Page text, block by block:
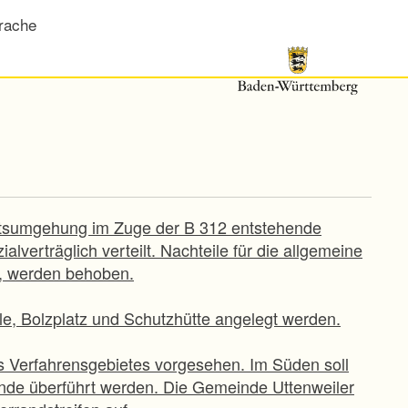
im Zuge der B 312 entstehende
verteilt. Nachteile für die allgemeine
behoben.
Bolzplatz und Schutzhütte angelegt werden.
vorgesehen. Im Süden soll
überführt werden. Die Gemeinde Uttenweiler